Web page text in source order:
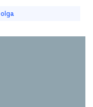
olga